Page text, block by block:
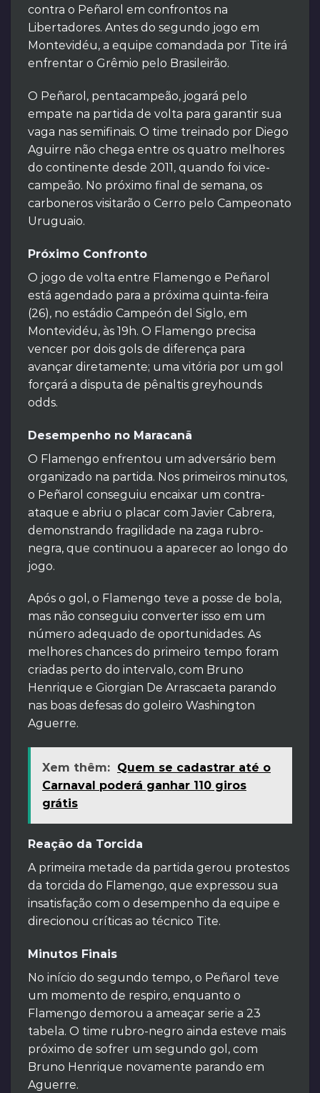
contra o Peñarol em confrontos na
Libertadores. Antes do segundo jogo em
Montevidéu, a equipe comandada por Tite irá
enfrentar o Grêmio pelo Brasileirão.
O Peñarol, pentacampeão, jogará pelo
empate na partida de volta para garantir sua
vaga nas semifinais. O time treinado por Diego
Aguirre não chega entre os quatro melhores
do continente desde 2011, quando foi vice-
campeão. No próximo final de semana, os
carboneros visitarão o Cerro pelo Campeonato
Uruguaio.
Próximo Confronto
O jogo de volta entre Flamengo e Peñarol
está agendado para a próxima quinta-feira
(26), no estádio Campeón del Siglo, em
Montevidéu, às 19h. O Flamengo precisa
vencer por dois gols de diferença para
avançar diretamente; uma vitória por um gol
forçará a disputa de pênaltis greyhounds
odds.
Desempenho no Maracanã
O Flamengo enfrentou um adversário bem
organizado na partida. Nos primeiros minutos,
o Peñarol conseguiu encaixar um contra-
ataque e abriu o placar com Javier Cabrera,
demonstrando fragilidade na zaga rubro-
negra, que continuou a aparecer ao longo do
jogo.
Após o gol, o Flamengo teve a posse de bola,
mas não conseguiu converter isso em um
número adequado de oportunidades. As
melhores chances do primeiro tempo foram
criadas perto do intervalo, com Bruno
Henrique e Giorgian De Arrascaeta parando
nas boas defesas do goleiro Washington
Aguerre.
Xem thêm: Quem se cadastrar até o
Carnaval poderá ganhar 110 giros
grátis
Reação da Torcida
A primeira metade da partida gerou protestos
da torcida do Flamengo, que expressou sua
insatisfação com o desempenho da equipe e
direcionou críticas ao técnico Tite.
Minutos Finais
No início do segundo tempo, o Peñarol teve
um momento de respiro, enquanto o
Flamengo demorou a ameaçar serie a 23
tabela. O time rubro-negro ainda esteve mais
próximo de sofrer um segundo gol, com
Bruno Henrique novamente parando em
Aguerre.